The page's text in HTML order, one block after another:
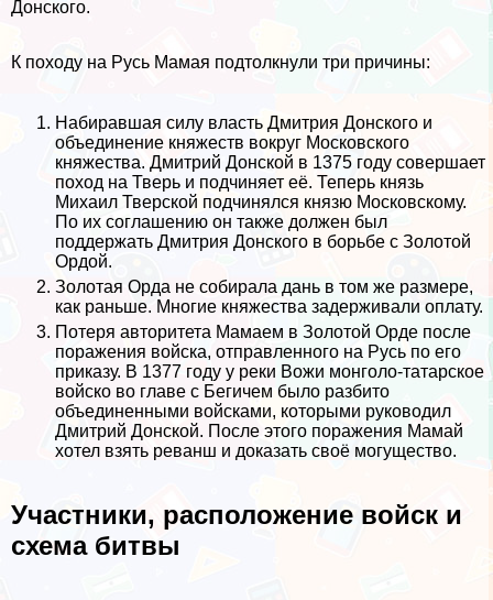
Донского.
К походу на Русь Мамая подтолкнули три причины:
Набиравшая силу власть Дмитрия Донского и
объединение княжеств вокруг Московского
княжества. Дмитрий Донской в 1375 году совершает
поход на Тверь и подчиняет её. Теперь князь
Михаил Тверской подчинялся князю Московскому.
По их соглашению он также должен был
поддержать Дмитрия Донского в борьбе с Золотой
Ордой.
Золотая Орда не собирала дань в том же размере,
как раньше. Многие княжества задерживали оплату.
Потеря авторитета Мамаем в Золотой Орде после
поражения войска, отправленного на Русь по его
приказу. В 1377 году у реки Вожи монголо-татарское
войско во главе с Бегичем было разбито
объединенными войсками, которыми руководил
Дмитрий Донской. После этого поражения Мамай
хотел взять реванш и доказать своё могущество.
Участники, расположение войск и
схема битвы